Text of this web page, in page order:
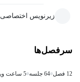
زیرنویس
سرفصل‌ها
12 فصل 64 جلسه 5 ساعت ویدیو